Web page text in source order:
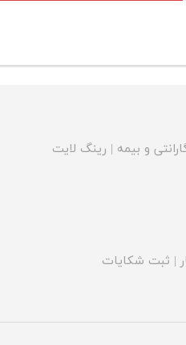
و بیمه | رینگ لایت
| ثبت شکایات